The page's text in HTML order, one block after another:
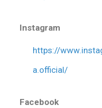
Instagram
https://
a.official/
Facebook